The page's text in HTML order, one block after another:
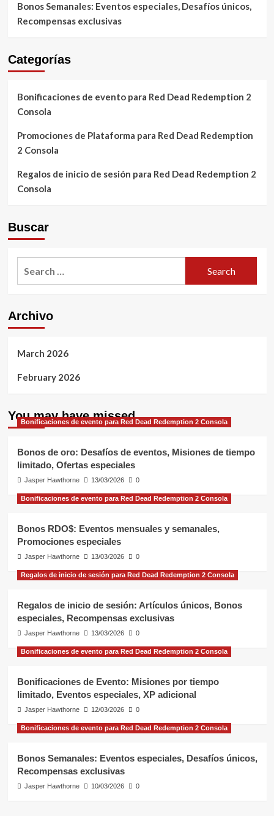
Bonos Semanales: Eventos especiales, Desafíos únicos,
Recompensas exclusivas
Categorías
Bonificaciones de evento para Red Dead Redemption 2
Consola
Promociones de Plataforma para Red Dead Redemption
2 Consola
Regalos de inicio de sesión para Red Dead Redemption 2
Consola
Buscar
Archivo
March 2026
February 2026
You may have missed
Bonificaciones de evento para Red Dead Redemption 2 Consola
Bonos de oro: Desafíos de eventos, Misiones de tiempo
limitado, Ofertas especiales
Jasper Hawthorne 13/03/2026 0
Bonificaciones de evento para Red Dead Redemption 2 Consola
Bonos RDO$: Eventos mensuales y semanales,
Promociones especiales
Jasper Hawthorne 13/03/2026 0
Regalos de inicio de sesión para Red Dead Redemption 2 Consola
Regalos de inicio de sesión: Artículos únicos, Bonos
especiales, Recompensas exclusivas
Jasper Hawthorne 13/03/2026 0
Bonificaciones de evento para Red Dead Redemption 2 Consola
Bonificaciones de Evento: Misiones por tiempo
limitado, Eventos especiales, XP adicional
Jasper Hawthorne 12/03/2026 0
Bonificaciones de evento para Red Dead Redemption 2 Consola
Bonos Semanales: Eventos especiales, Desafíos únicos,
Recompensas exclusivas
Jasper Hawthorne 10/03/2026 0